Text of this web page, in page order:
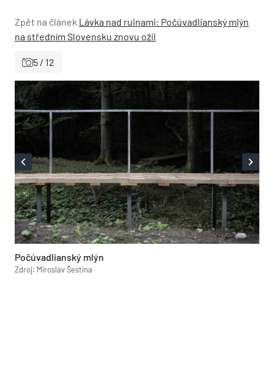
Zpět na článek Lávka nad ruinami: Počúvadlianský mlýn
na středním Slovensku znovu ožil
5 / 12
Počúvadlianský mlýn
Zdroj: Miroslav Šestina